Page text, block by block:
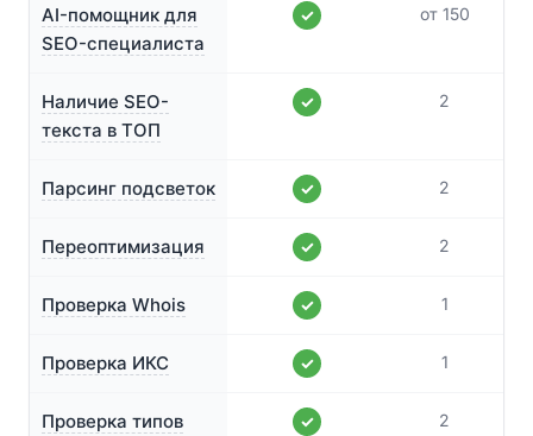
AI-помощник для
SEO-специалиста
✓ от 150
Наличие SEO-
текста в ТОП
✓ 2
Парсинг подсветок ✓ 2
Переоптимизация ✓ 2
Проверка Whois ✓ 1
Проверка ИКС ✓ 1
Проверка типов ✓ 2